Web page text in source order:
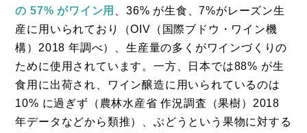
の 57% がワイン用
、36% が生食、7%がレーズン生
産に用いられており（OIV（国際ブドウ・ワイン機
構）2018 年調べ）、生産量の多くがワインづくりの
ために使用されています。一方、日本では88% が生
食用に出荷され、ワイン醸造に用いられているのは
10% に過ぎず（農林水産省 作況調査（果樹）2018
年データなどから類推）、ぶどうという果物に対する